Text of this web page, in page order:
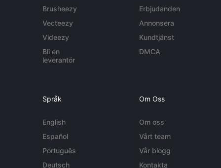
Brusheezy
Vecteezy
Videezy
Bli en
leverantör
Erbjudanden
Annonsera
Kundtjänst
DMCA
Språk
English
Español
Português
Deutsch
Om Oss
Om oss
Vårt team
Vår blogg
Kontakta